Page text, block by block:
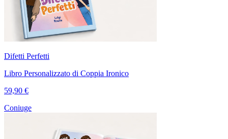
Difetti Perfetti
Libro Personalizzato di Coppia Ironico
59,90 €
Coniuge